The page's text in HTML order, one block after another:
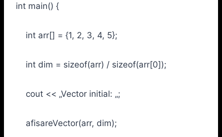
int main() {
int arr[] = {1, 2, 3, 4, 5};
int dim = sizeof(arr) / sizeof(arr[0]);
cout << „Vector initial: „;
afisareVector(arr, dim);